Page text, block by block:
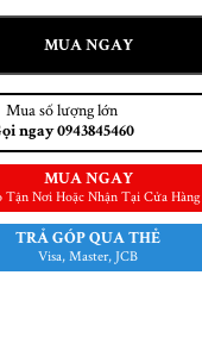
MUA NGAY
Mua số lượng lớn
ngay 0943845460
MUA NGAY
Tận Nơi Hoặc Nhận Tại Cửa Hàng
TRẢ GÓP QUA THẺ
Visa, Master, JCB